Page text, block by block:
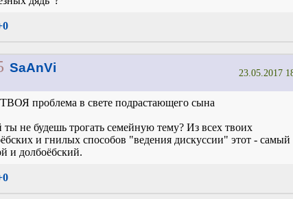
SaAnVi 23.05.2017
проблема в свете подрастающего сына
ты не будешь трогать семейную тему? Из всех твоих
и гнилых способов "ведения дискуссии" этот - самый
и долбоёбский.